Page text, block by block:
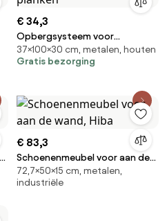
€ 34,3
Opbergsysteem voor
schoenen Bamboo, 2 planken
37×100×30 cm, metalen, houten
Gratis bezorging
€ 83,3
Schoenenmeubel voor aan de
wand, Hiba
72,7×50×15 cm, metalen,
industriële